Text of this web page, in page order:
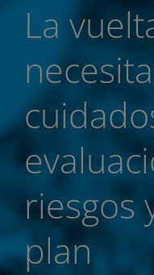
La
riesgos
plan